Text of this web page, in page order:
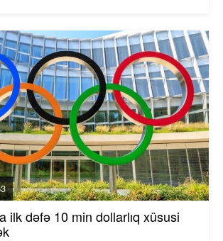
ilk dəfə 10 min dollarlıq xüsusi